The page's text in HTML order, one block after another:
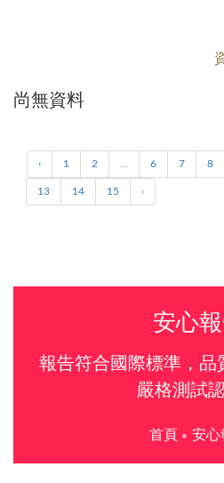
尚無資料
‹ 1 2 6 7 8
13 14 15 ›
安心
報告符合國際標準，品
嚴格測試認
首頁 安心